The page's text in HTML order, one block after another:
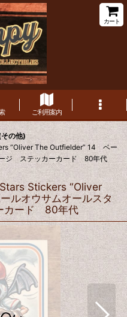
カート
ご利用案内
の他)
“Oliver The Outfielder” 14 ベー
ジ ステッカーカード 80年代
Stickers “Oliver
ルオウサムオールスタ
カード 80年代